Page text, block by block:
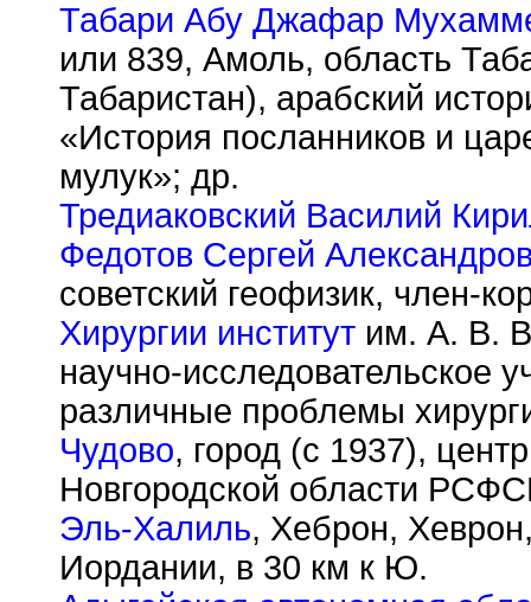
Табари Абу Джафар
или 839, Амоль, область
Табаристан), арабский
«История посланников и
мулук»; др.
Тредиаковский Василий
Федотов Сергей
советский геофизик, член-
Хирургии институт им. А. В.
научно-исследовательское
различные проблемы
Чудово, город (с 1937),
Новгородской области
Эль-Халиль, Хеброн,
Иордании, в 30 км к Ю.